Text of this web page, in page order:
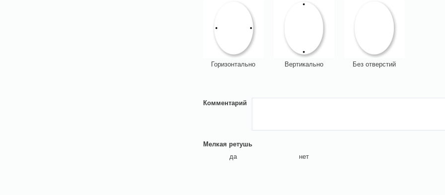
Горизонтально Вертикально Без отверстий
Комментарий
Мелкая ретушь
да
нет